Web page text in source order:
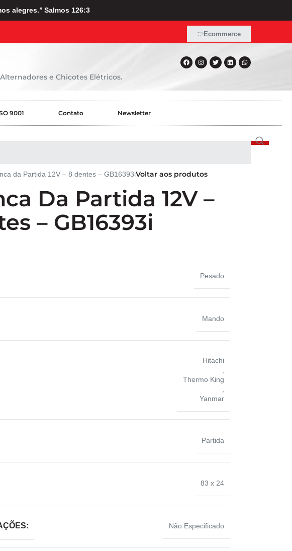
alegres.’’ Salmos 126:3
Ecommerce
e Chicotes Elétricos.
9001 Contato Newsletter
da Partida 12V – 8 dentes – GB16393iVoltar aos produtos
Da Partida 12V –
– GB16393i
Pesado
Mando
Hitachi
Thermo King
Yanmar
Partida
83 x 24
Não Especificado